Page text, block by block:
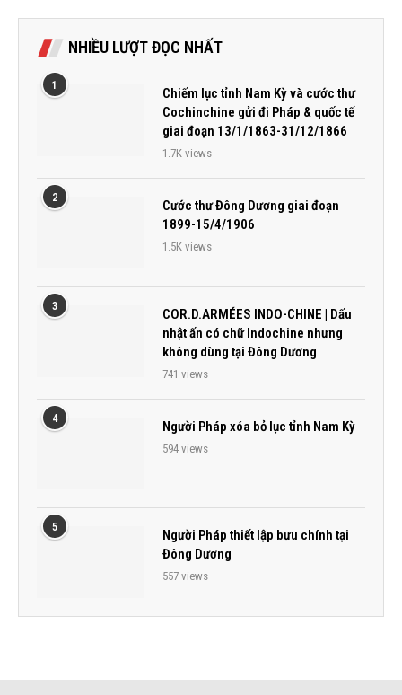
NHIỀU LƯỢT ĐỌC NHẤT
1
Chiếm lục tỉnh Nam Kỳ và cước thư
Cochinchine gửi đi Pháp & quốc tế
giai đoạn 13/1/1863-31/12/1866
1.7K views
2
Cước thư Đông Dương giai đoạn
1899-15/4/1906
1.5K views
3
COR.D.ARMÉES INDO-CHINE | Dấu
nhật ấn có chữ Indochine nhưng
không dùng tại Đông Dương
741 views
4
Người Pháp xóa bỏ lục tỉnh Nam Kỳ
594 views
5
Người Pháp thiết lập bưu chính tại
Đông Dương
557 views